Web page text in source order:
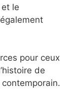
le
pour ceux
de